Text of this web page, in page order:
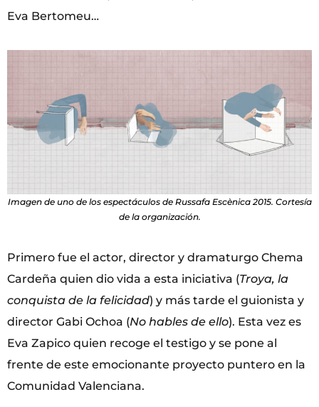
Eva Bertomeu…
Imagen de uno de los espectáculos de Russafa Escènica 2015. Cortesía
de la organización.
Primero fue el actor, director y dramaturgo Chema
Cardeña quien dio vida a esta iniciativa (Troya, la
conquista de la felicidad) y más tarde el guionista y
director Gabi Ochoa (No hables de ello). Esta vez es
Eva Zapico quien recoge el testigo y se pone al
frente de este emocionante proyecto puntero en la
Comunidad Valenciana.